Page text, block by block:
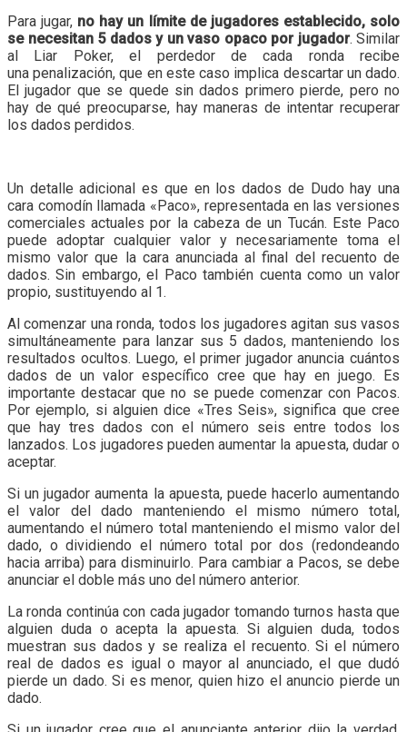
Para jugar, no hay un límite de jugadores establecido, solo
se necesitan 5 dados y un vaso opaco por jugador. Similar
al Liar Poker, el perdedor de cada ronda recibe
una penalización, que en este caso implica descartar un dado.
El jugador que se quede sin dados primero pierde, pero no
hay de qué preocuparse, hay maneras de intentar recuperar
los dados perdidos.
Un detalle adicional es que en los dados de Dudo hay una
cara comodín llamada «Paco», representada en las versiones
comerciales actuales por la cabeza de un Tucán. Este Paco
puede adoptar cualquier valor y necesariamente toma el
mismo valor que la cara anunciada al final del recuento de
dados. Sin embargo, el Paco también cuenta como un valor
propio, sustituyendo al 1.
Al comenzar una ronda, todos los jugadores agitan sus vasos
simultáneamente para lanzar sus 5 dados, manteniendo los
resultados ocultos. Luego, el primer jugador anuncia cuántos
dados de un valor específico cree que hay en juego. Es
importante destacar que no se puede comenzar con Pacos.
Por ejemplo, si alguien dice «Tres Seis», significa que cree
que hay tres dados con el número seis entre todos los
lanzados. Los jugadores pueden aumentar la apuesta, dudar o
aceptar.
Si un jugador aumenta la apuesta, puede hacerlo aumentando
el valor del dado manteniendo el mismo número total,
aumentando el número total manteniendo el mismo valor del
dado, o dividiendo el número total por dos (redondeando
hacia arriba) para disminuirlo. Para cambiar a Pacos, se debe
anunciar el doble más uno del número anterior.
La ronda continúa con cada jugador tomando turnos hasta que
alguien duda o acepta la apuesta. Si alguien duda, todos
muestran sus dados y se realiza el recuento. Si el número
real de dados es igual o mayor al anunciado, el que dudó
pierde un dado. Si es menor, quien hizo el anuncio pierde un
dado.